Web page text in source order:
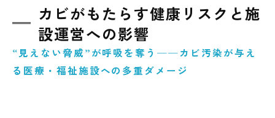
カビがもたらす健康リスクと施
設運営への影響
“見えない脅威”が呼吸を奪う──カビ汚染が与え
る医療・福祉施設への多重ダメージ